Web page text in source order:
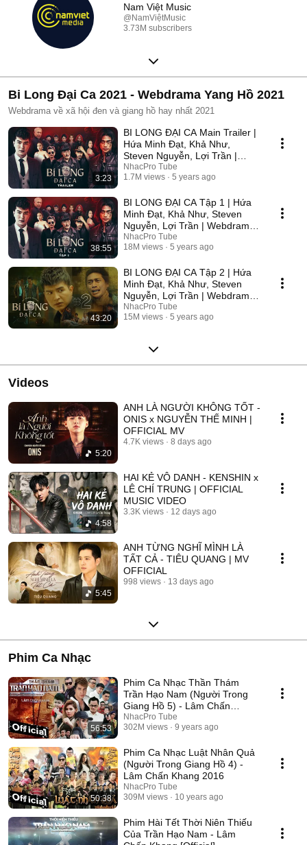
Nam Việt Music
@NamViệtMusic
3.73M subscribers
Bi Long Đại Ca 2021 - Webdrama Yang Hồ 2021
Webdrama về xã hội đen và giang hồ hay nhất 2021
3:23
BI LONG ĐẠI CA Main Trailer |
Hứa Minh Đạt, Khả Như,
Steven Nguyễn, Lợi Trần |
Webdrama Yang Hồ 2021
NhacPro Tube
1.7M views
5 years ago
38:55
BI LONG ĐẠI CA Tập 1 | Hứa
Minh Đạt, Khả Như, Steven
Nguyễn, Lợi Trần | Webdrama
Yang Hồ 2021
NhacPro Tube
18M views
5 years ago
43:20
BI LONG ĐẠI CA Tập 2 | Hứa
Minh Đạt, Khả Như, Steven
Nguyễn, Lợi Trần | Webdrama
Yang Hồ 2021
NhacPro Tube
15M views
5 years ago
Videos
5:20
ANH LÀ NGƯỜI KHÔNG TỐT -
ONIS x NGUYỄN THẾ MINH |
OFFICIAL MV
4.7K views 8 days ago
4:58
HAI KẺ VÔ DANH - KENSHIN x
LÊ CHÍ TRUNG | OFFICIAL
MUSIC VIDEO
3.3K views 12 days ago
5:45
ANH TỪNG NGHĨ MÌNH LÀ
TẤT CẢ - TIÊU QUANG | MV
OFFICIAL
998 views 13 days ago
Phim Ca Nhạc
56:53
Phim Ca Nhạc Thần Thám
Trần Hạo Nam (Người Trong
Giang Hồ 5) - Lâm Chấn
Khang 2017
NhacPro Tube
302M views
9 years ago
50:38
Phim Ca Nhạc Luật Nhân Quả
(Người Trong Giang Hồ 4) -
Lâm Chấn Khang 2016
NhacPro Tube
309M views
10 years ago
Phim Hài Tết Thời Niên Thiếu
Của Trần Hạo Nam - Lâm